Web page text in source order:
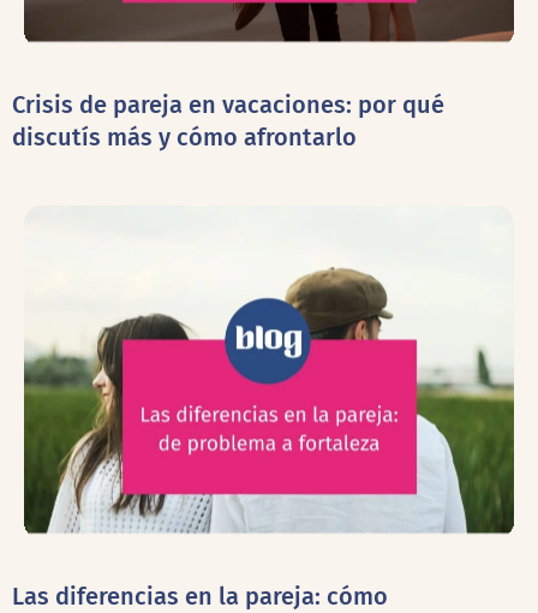
Crisis de pareja en vacaciones: por qué
discutís más y cómo afrontarlo
Las diferencias en la pareja: cómo